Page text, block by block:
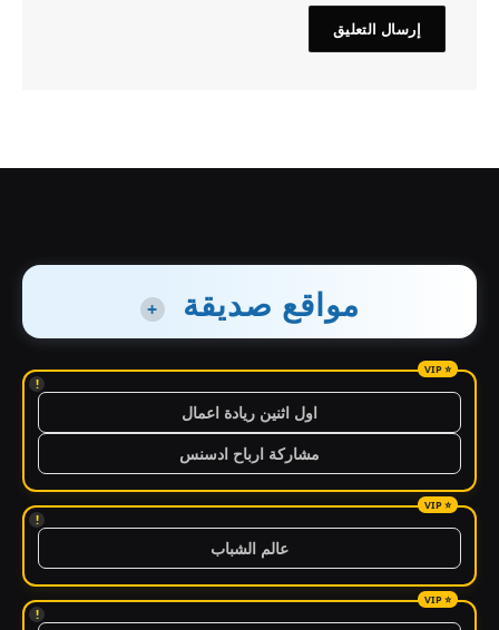
مواقع صديقة +
!
اول اثنين ريادة اعمال
مشاركة ارباح ادسنس
!
عالم الشباب
!